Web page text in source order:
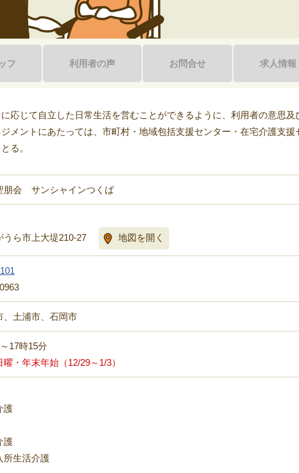
フ 利用者の声 お問合せ 求人情報
応じて自立した日常生活を営むことができるように、利用者の意思及
メントにあたっては、市町村・地域包括支援センター・在宅介護支援
る。
朋会 サンシャインつくば
うら市上大堤210-27
地図を開く
、土浦市、石岡市
17時15分
曜・年末年始（12/29～1/3）
護
護
所生活介護